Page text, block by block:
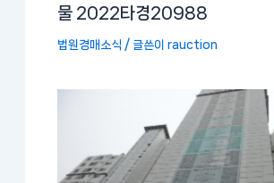
물 2022타경20988
법원경매소식 / 글쓴이rauction